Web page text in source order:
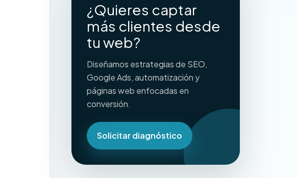
¿Quieres captar
más clientes desde
tu web?
Diseñamos estrategias de SEO,
Google Ads, automatización y
páginas web enfocadas en
conversión.
Solicitar diagnóstico